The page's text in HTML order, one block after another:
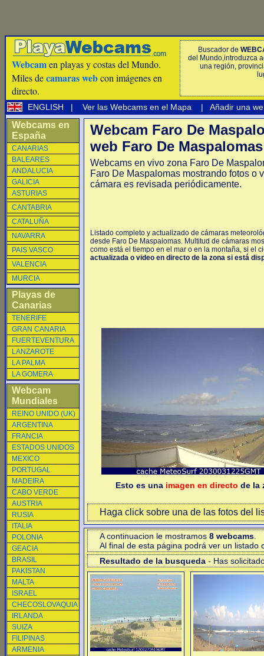
Webcamen playas y costas del Mundo.
Miles decamaras webcon imágenes en
directo.
Buscador de
del Mundo,introduzca
una región,
ENGLISH | Ver las Webcams en el Mapa | Añadir una
Webcams en
España
CANARIAS
BALEARES
ANDALUCIA
GALICIA
ASTURIAS
CANTABRIA
CATALUÑA
NAVARRA
PAIS VASCO
VALENCIA
MURCIA
Playas de
Canarias
TENERIFE
GRAN CANARIA
FUERTEVENTURA
LANZAROTE
LA PALMA
LA GOMERA
Webcam
Mundiales
REINO UNIDO (UK)
ARGENTINA
FRANCIA
ESTADOS UNIDOS
MEXICO
PORTUGAL
MADEIRA
CABO VERDE
AUSTRIA
RUSIA
ITALIA
POLONIA
GEACIA
BRASIL
PAKISTAN
MALTA
ISRAEL
CHECOSLOVAQUIA
IRLANDA
SUIZA
FILIPINAS
ARMENIA
Webcam Faro De
web Faro De
Webcams en vivo zona Faro De
Faro De Maspalomas mostrando fotos o
cámara es revisada periódicamente.
Listado completo y actualizado de cámaras
desde Faro De Maspalomas. Multitud de cámaras
como está el tiempo en el mar o en la montaña, si el
actualizada o video en directo de la zona si está
Esto es una imagen en directo de la
Haga click sobre una de las fotos del
A continuacion le mostramos 8 webcams
Al final de esta página podrá ver un
Resultado de la busqueda - Has